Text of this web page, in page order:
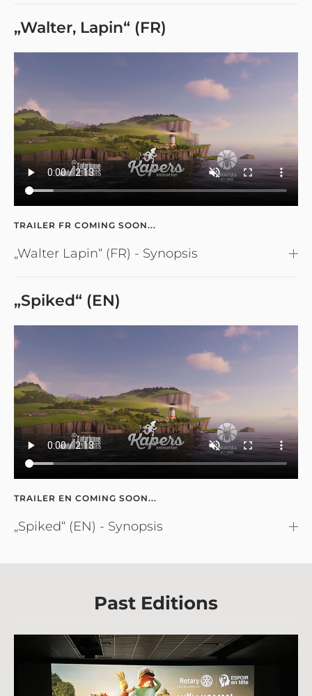
„Walter, Lapin“ (FR)
TRAILER FR COMING SOON...
„Walter Lapin“ (FR) - Synopsis
„Spiked“ (EN)
TRAILER EN COMING SOON...
„Spiked“ (EN) - Synopsis
Past Editions